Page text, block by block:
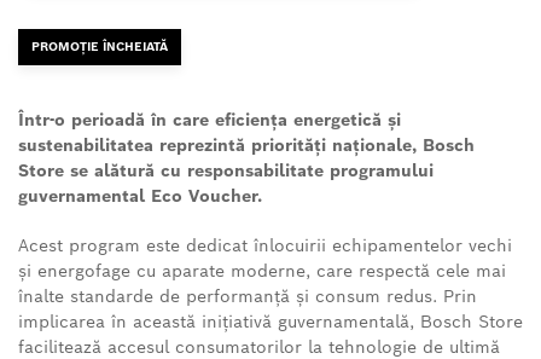
PROMOȚIE ÎNCHEIATĂ
Într-o perioadă în care eficiența energetică și
sustenabilitatea reprezintă priorități naționale, Bosch
Store se alătură cu responsabilitate programului
guvernamental Eco Voucher.
Acest program este dedicat înlocuirii echipamentelor vechi
și energofage cu aparate moderne, care respectă cele mai
înalte standarde de performanță și consum redus. Prin
implicarea în această inițiativă guvernamentală, Bosch Store
facilitează accesul consumatorilor la tehnologie de ultimă